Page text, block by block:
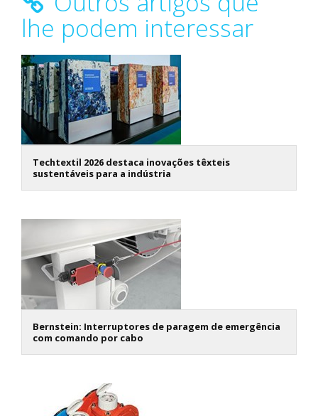
lhe podem interessar
Techtextil 2026 destaca inovações têxteis
sustentáveis para a indústria
Bernstein: Interruptores de paragem de emergência
com comando por cabo